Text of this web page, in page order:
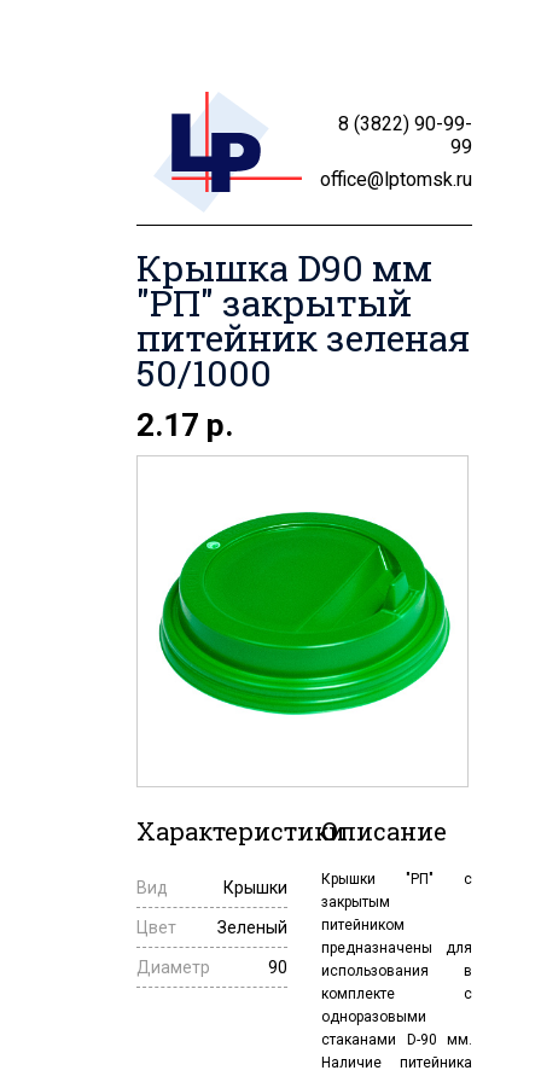
8 (3822) 90-99-
99
office@lptomsk.ru
Крышка D90 мм
"РП" закрытый
питейник зеленая
50/1000
2.17 р.
Характеристики
Вид Крышки
Цвет Зеленый
Диаметр 90
Описание
Крышки "РП" с
закрытым
питейником
предназначены для
использования в
комплекте с
одноразовыми
стаканами D-90 мм.
Наличие питейника